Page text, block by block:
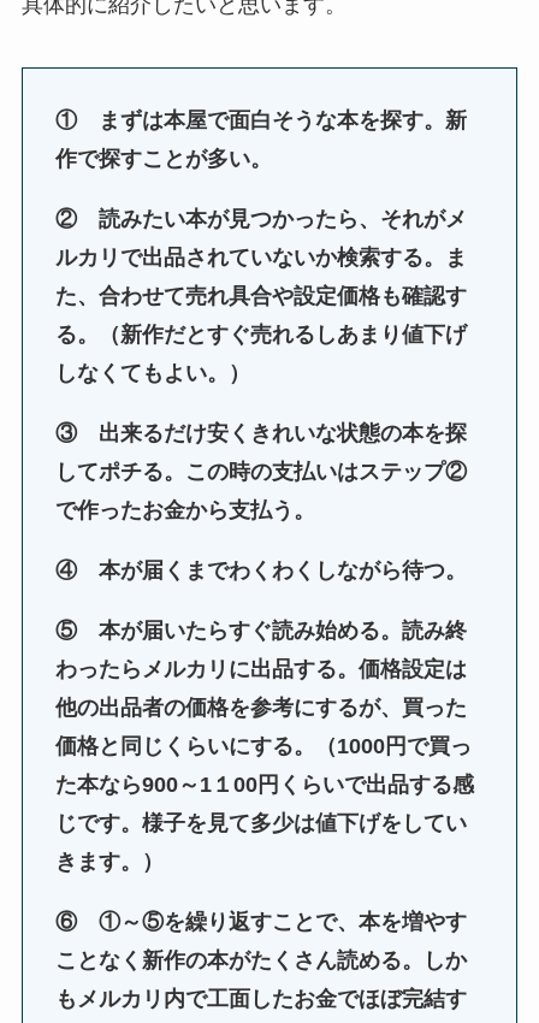
具体的に紹介したいと思います。
① まずは本屋で面白そうな本を探す。新
作で探すことが多い。
② 読みたい本が見つかったら、それがメ
ルカリで出品されていないか検索する。ま
た、合わせて売れ具合や設定価格も確認す
る。
（新作だとすぐ売れるしあまり値下げ
しなくてもよい。）
③ 出来るだけ安くきれいな状態の本を探
してポチる。この時の支払いはステップ②
で作ったお金から支払う。
④ 本が届くまでわくわくしながら待つ。
⑤ 本が届いたらすぐ読み始める。読み終
わったらメルカリに出品する。価格設定は
他の出品者の価格を参考にするが、買った
価格と同じくらいにする。
（1000円で買っ
た本なら900～1１ 00円くらいで出品する感
じです。様子を見て多少は値下げをしてい
きます。）
⑥ ①～⑤を繰り返すことで、 本を増やす
ことなく新作の本がたくさん読める。
しか
も メルカリ内で工面したお金でほぼ完結す